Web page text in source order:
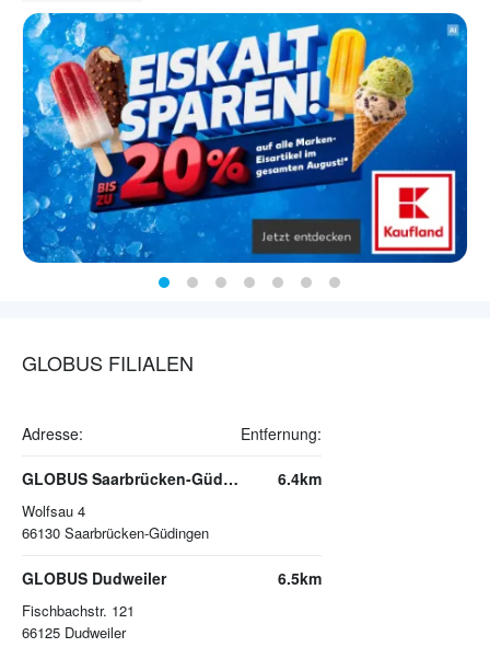
GLOBUS FILIALEN
Adresse: Entfernung:
GLOBUS Saarbrücken-Güdingen
Wolfsau 4
66130 Saarbrücken-Güdingen
6.4km
GLOBUS Dudweiler
Fischbachstr. 121
66125 Dudweiler
6.5km